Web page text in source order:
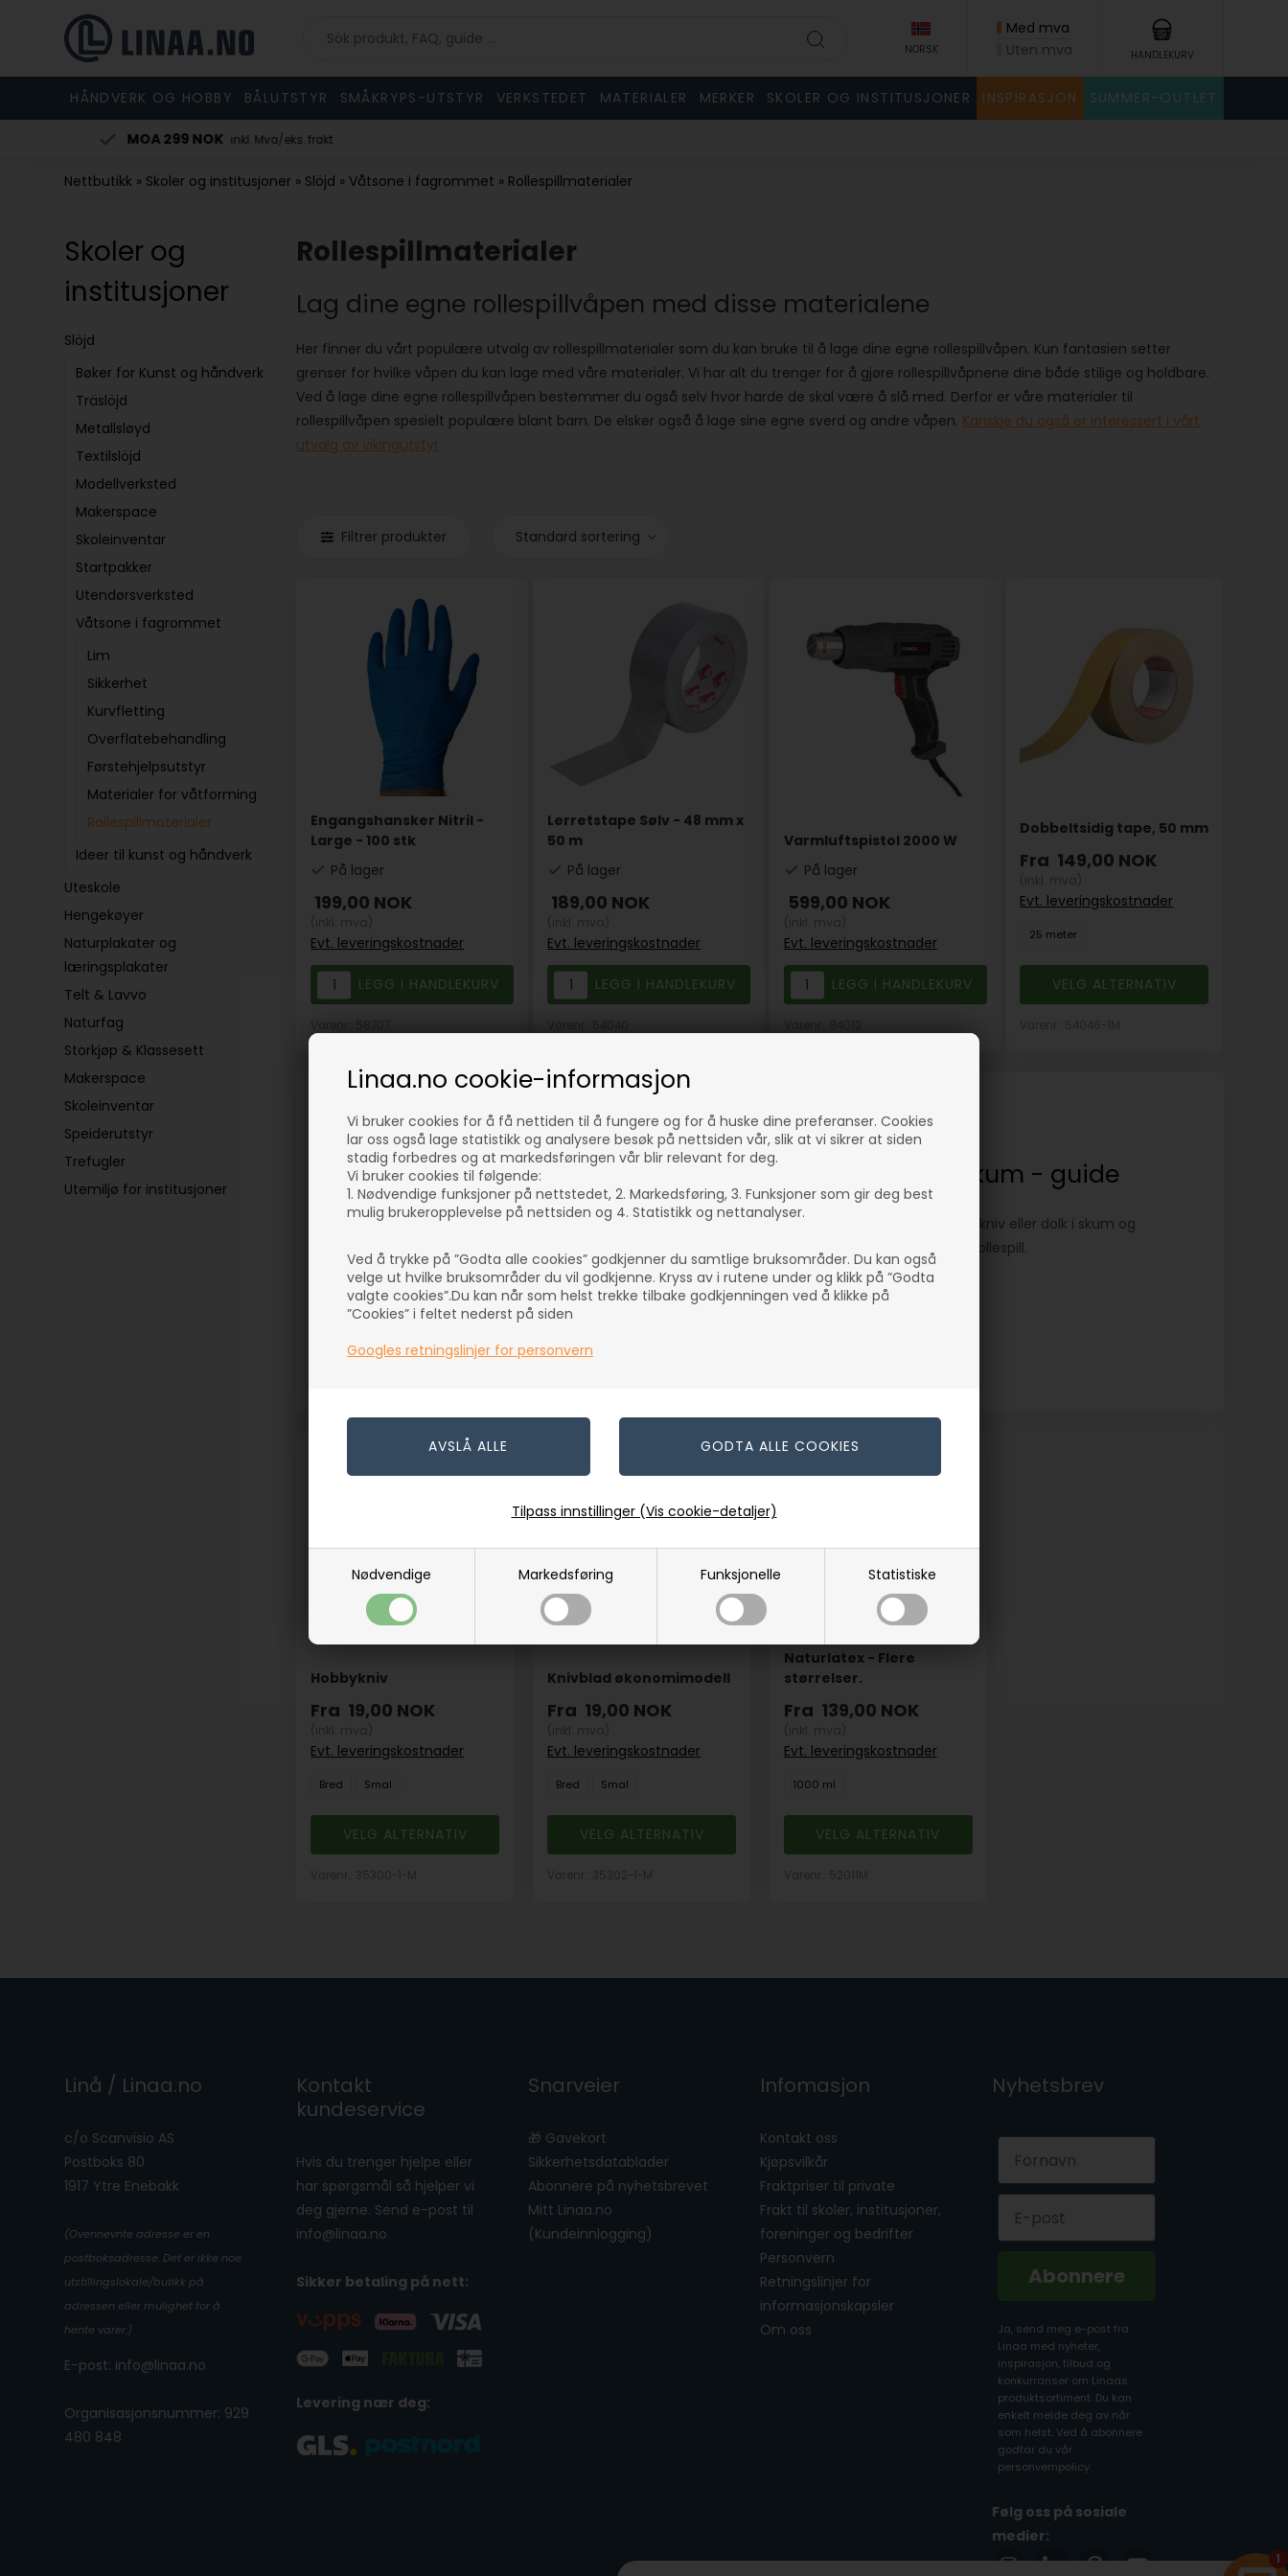
Linaa.no cookie-informasjon
Vi bruker cookies for å få nettiden til å fungere og for å huske dine preferanser. Cookies
lar oss også lage statistikk og analysere besøk på nettsiden vår, slik at vi sikrer at siden
stadig forbedres og at markedsføringen vår blir relevant for deg.
Vi bruker cookies til følgende:
1. Nødvendige funksjoner på nettstedet, 2. Markedsføring, 3. Funksjoner som gir deg best
mulig brukeropplevelse på nettsiden og 4. Statistikk og nettanalyser.
Ved å trykke på ”Godta alle cookies” godkjenner du samtlige bruksområder. Du kan også
velge ut hvilke bruksområder du vil godkjenne. Kryss av i rutene under og klikk på ”Godta
valgte cookies”.Du kan når som helst trekke tilbake godkjenningen ved å klikke på
”Cookies” i feltet nederst på siden
Googles retningslinjer for personvern
Nødvendige Markedsføring Funksjonelle Statistiske
Tilpass innstillinger (Vis cookie-detaljer)
NORSK
Med mva
Uten mva
HANDLEKURV
HÅNDVERK OG HOBBY BÅLUTSTYR SMÅKRYPS-UTSTYR VERKSTEDET MATERIALER MERKER SKOLER OG INSTITUSJONER INSPIRASJON SUMMER-OUTLET
MOA 299 NOK inkl. Mva/eks. frakt
Nettbutikk » Skoler og institusjoner » Slöjd »Våtsone i fagrommet » Rollespillmaterialer
Skoler og
institusjoner
Slöjd
Bøker for Kunst og håndverk
Träslöjd
Metallsløyd
Textilslöjd
Modellverksted
Makerspace
Skoleinventar
Startpakker
Utendørsverksted
Våtsone i fagrommet
Lim
Sikkerhet
Kurvfletting
Overflatebehandling
Førstehjelpsutstyr
Materialer for våtforming
Rollespillmaterialer
Ideer til kunst og håndverk
Uteskole
Hengekøyer
Naturplakater og
læringsplakater
Telt & Lavvo
Naturfag
Storkjøp & Klassesett
Makerspace
Skoleinventar
Speiderutstyr
Trefugler
Utemiljø for institusjoner
Rollespillmaterialer
Lag dine egne rollespillvåpen med disse materialene
Her finner du vårt populære utvalg av rollespillmaterialer som du kan bruke til å lage dine egne rollespillvåpen. Kun fantasien setter
grenser for hvilke våpen du kan lage med våre materialer. Vi har alt du trenger for å gjøre rollespillvåpnene dine både stilige og holdbare.
Ved å lage dine egne rollespillvåpen bestemmer du også selv hvor harde de skal være å slå med. Derfor er våre materialer til
rollespillvåpen spesielt populære blant barn. De elsker også å lage sine egne sverd og andre våpen. Kanskje du også er interessert i vårt
utvalg av vikingutstyr
Filtrer produkter
Engangshansker Nitril -
Large - 100 stk
På lager
199,00 NOK
Evt. leveringskostnader
Lerretstape Sølv - 48 mm x
50 m
På lager
189,00 NOK
Evt. leveringskostnader
Varmluftspistol 2000 W
På lager
599,00 NOK
Evt. leveringskostnader
Dobbeltsidig tape, 50 mm
Fra 149,00 NOK
Evt. leveringskostnader
25 meter
VELG ALTERNATIV
Lag en kniv i skum - guide
Få inspirasjon til å lage en kniv eller dolk i skum og
lateks. Kan brukes til bl.a. rollespill.
LES MER
Hobbykniv
Fra 19,00 NOK
Evt. leveringskostnader
Bred Smal
VELG ALTERNATIV
Knivblad økonomimodell
Fra 19,00 NOK
Evt. leveringskostnader
Bred Smal
VELG ALTERNATIV
Naturlatex - Flere
størrelser.
Fra 139,00 NOK
Evt. leveringskostnader
1000 ml
VELG ALTERNATIV
Linå / Linaa.no
c/o Scanvisio AS
Postboks 80
1917 Ytre Enebakk
(Ovennevnte adresse er en
postboksadresse. Det er ikke noe
utstillingslokale/butikk på
adressen eller mulighet for å
hente varer.)
E-post: info@linaa.no
Organisasjonsnummer: 929
480 848
Kontakt
kundeservice
Hvis du trenger hjelpe eller
har spørgsmål så hjelper vi
deg gjerne. Send e-post til
info@linaa.no
Sikker betaling på nett:
Levering nær deg:
Snarveier
🎁 Gavekort
Sikkerhetsdatablader
Abonnere på nyhetsbrevet
Mitt Linaa.no
(Kundeinnlogging)
Infomasjon
Kontakt oss
Kjøpsvilkår
Fraktpriser til private
Frakt til skoler, institusjoner,
foreninger og bedrifter
Personvern
Retningslinjer for
informasjonskapsler
Om oss
Nyhetsbrev
Abonnere
Ja, send meg e-post fra
Linaa med nyheter,
inspirasjon, tilbud og
konkurranser om Linaas
produktsortiment. Du kan
enkelt melde deg av når
som helst. Ved å abonnere
godtar du vår
personvernpolicy.
Følg oss på sosiale
medier:
1